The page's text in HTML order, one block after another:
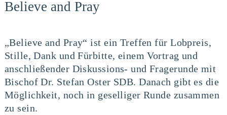
Believe and Pray
„Believe and Pray“ ist ein Treffen für Lobpreis,
Stille, Dank und Fürbitte, einem Vortrag und
anschließender Diskussions- und Fragerunde mit
Bischof Dr. Stefan Oster SDB. Danach gibt es die
Möglichkeit, noch in geselliger Runde zusammen
zu sein.